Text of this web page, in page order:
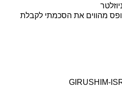
מהווים את הסכמתי לקבלת